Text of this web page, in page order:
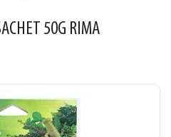
50G RIMA